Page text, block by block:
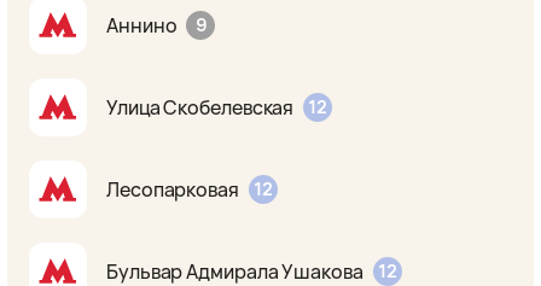
Аннино 9
Улица Скобелевская 12
Лесопарковая 12
Бульвар Адмирала Ушакова 12